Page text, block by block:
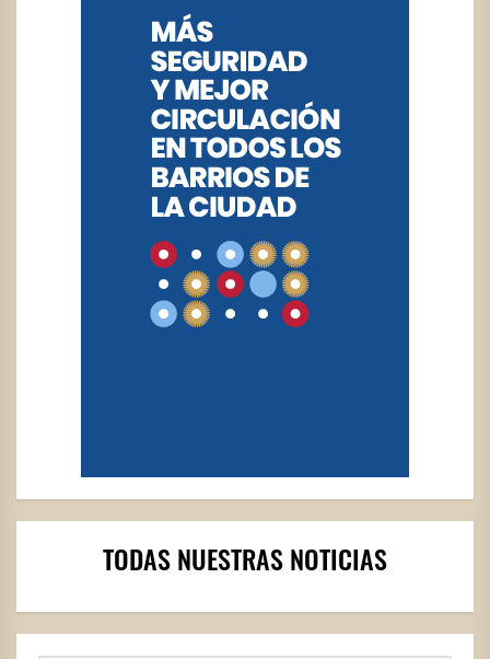
TODAS NUESTRAS NOTICIAS